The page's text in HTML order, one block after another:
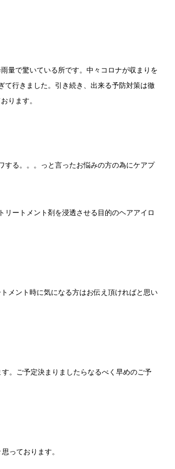
量で驚いている所です。中々コロナが収まりを
行きました。引き続き、出来る予防対策は徹
ります。
る。。。っと言ったお悩みの方の為にケアプ
ートメント剤を浸透させる目的のヘアアイロ
メント時に気になる方はお伝え頂ければと思い
。ご予定決まりましたらなるべく早めのご予
っております。